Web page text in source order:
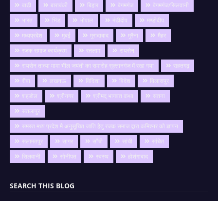
बाडी
बाराबंकी बिहार बेगमगंज
बेगमगंज/सिलवानी
भारत
भिंड भोपाल मंडीदीप
मण्डीदीप
मध्यप्रदेश
मुंबई मुरादाबाद मुरैना
मैहर
रजक समाज कार्यक्रम
रतलाम
रायसेन
रायसेन तात्या मामा भील जयंती का समारोह सुल्तानगंज में रखा गया
राहतगढ़
रीवा
लखनऊ विदिशा विदेश
विलासपुर
शहडोल
श्रीनगर श्रीमद् भागवत कथा
सतना
सतलापुर
समस्त मध्य प्रदेश मै अनुसूचित जाति हेतु रजक समाज द्वारा कमिश्नर को ज्ञापन
सलामतपुर
सागर साँची सांची
सांचेत
सिलवानी
सोनीपत स्वस्थ होशंगाबाद
SEARCH THIS BLOG